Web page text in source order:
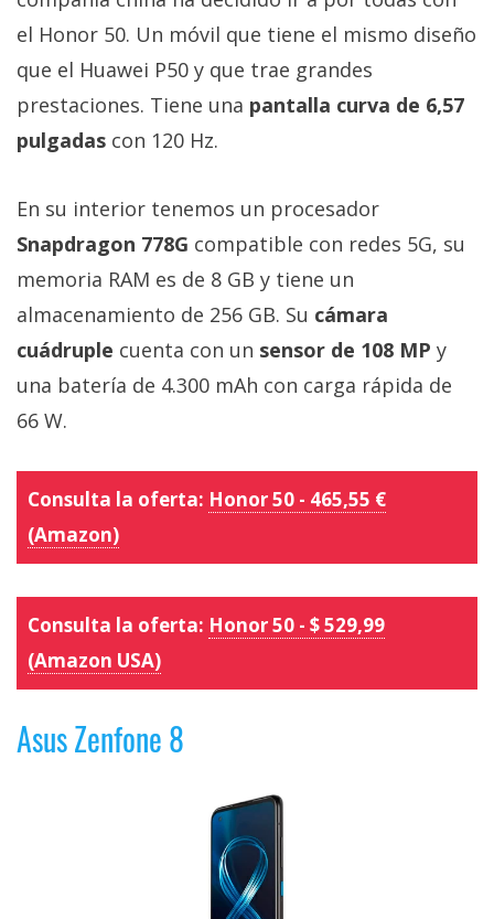
el Honor 50. Un móvil que tiene el mismo diseño
que el Huawei P50 y que trae grandes
prestaciones. Tiene una pantalla curva de 6,57
pulgadas con 120 Hz.
En su interior tenemos un procesador
Snapdragon 778G compatible con redes 5G, su
memoria RAM es de 8 GB y tiene un
almacenamiento de 256 GB. Su cámara
cuádruple cuenta con un sensor de 108 MP y
una batería de 4.300 mAh con carga rápida de
66 W.
Consulta la oferta: Honor 50 - 465,55 €
(Amazon)
Consulta la oferta: Honor 50 - $ 529,99
(Amazon USA)
Asus Zenfone 8